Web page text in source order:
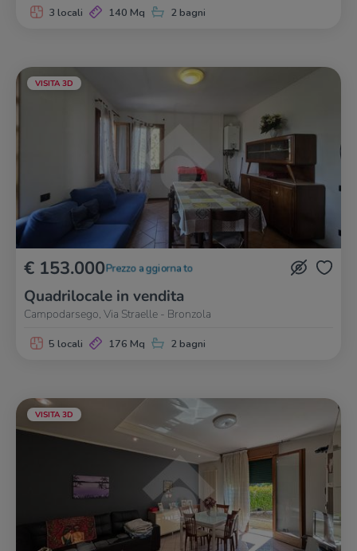
3 locali 140 Mq 2 bagni
VISITA 3D
€ 153.000Prezzo aggiornato
Quadrilocale in vendita
Campodarsego, Via Straelle - Bronzola
5 locali 176 Mq 2 bagni
VISITA 3D